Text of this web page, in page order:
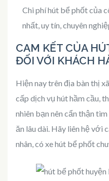
Chi phí hút bể phốt của
nhất, uy tín, chuyên
CAM KẾT CỦA
ĐỐI VỚI KHÁCH
Hiện nay trên địa bàn thị
cấp dịch vụ hút hầm cầu,
nhiên bạn nên cẩn thận
ăn lâu dài. Hãy liên hệ với
nhân, có xe hút bể phốt